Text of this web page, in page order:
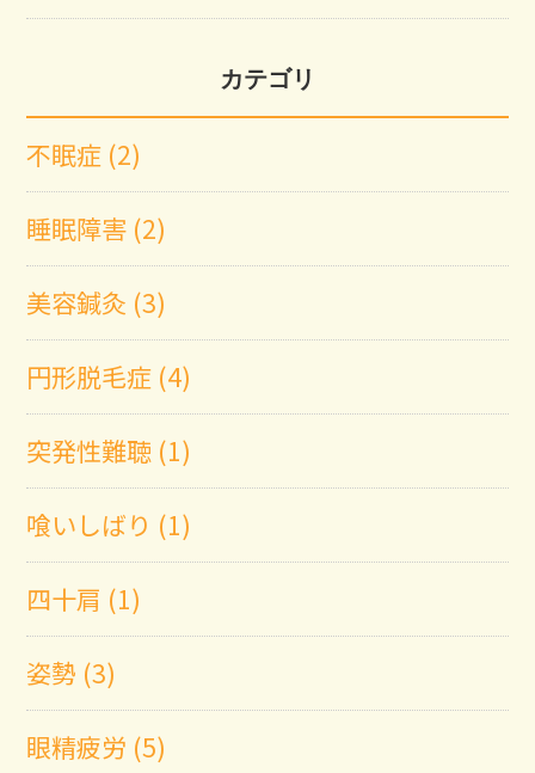
カテゴリ
不眠症 (2)
睡眠障害 (2)
美容鍼灸 (3)
円形脱毛症 (4)
突発性難聴 (1)
喰いしばり (1)
四十肩 (1)
姿勢 (3)
眼精疲労 (5)